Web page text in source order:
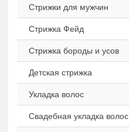
Стрижки для мужчин
Стрижка Фейд
Стрижка бороды и усов
Детская стрижка
Укладка волос
Свадебная укладка волос